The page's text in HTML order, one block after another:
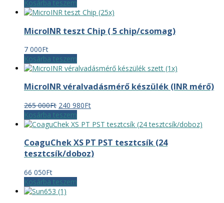
Kosárba teszem
MicroINR teszt Chip ( 5 chip/csomag)
7 000Ft
Kosárba teszem
MicroINR véralvadásmérő készülék (INR mérő)
265 000Ft Original
price
was:
000Ft.
240 980FtCurrent
is:
980Ft.
Kosárba teszem
CoaguChek XS PT PST tesztcsík (24
tesztcsík/doboz)
66 050Ft
Kosárba teszem